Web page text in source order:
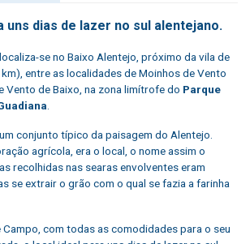
uns dias de lazer no sul alentejano.
localiza-se no Baixo Alentejo, próximo da vila de
entre as localidades de Moinhos de Vento
Vento de Baixo, na zona limítrofe do Parque
.
conjunto típico da paisagem do Alentejo.
agrícola, era o local, o nome assim o
recolhidas nas searas envolventes eram
se extrair o grão com o qual se fazia a farinha
Campo, com todas as comodidades para o seu